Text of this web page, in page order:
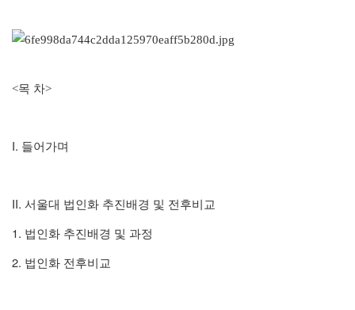
<목 차>
I. 들어가며
II. 서울대 법인화 추진배경 및 전후비교
1. 법인화 추진배경 및 과정
2. 법인화 전후비교